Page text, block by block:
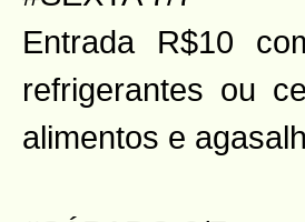
Entrada R$10
refrigerantes ou
alimentos e